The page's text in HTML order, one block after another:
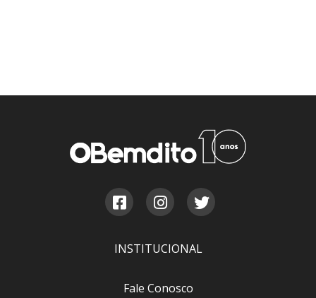
INSTITUCIONAL
Fale Conosco